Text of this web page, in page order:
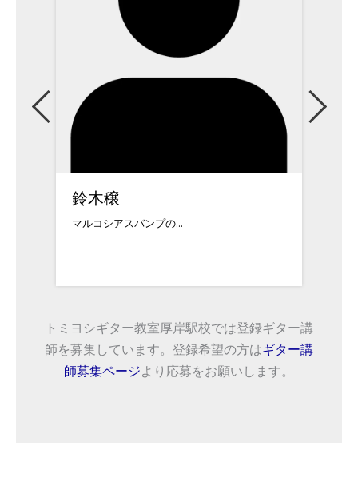
鈴木穣
マルコシアスバンプの...
トミヨシギター教室厚岸駅校では登録ギター講
師を募集しています。登録希望の方はギター講
師募集ページより応募をお願いします。